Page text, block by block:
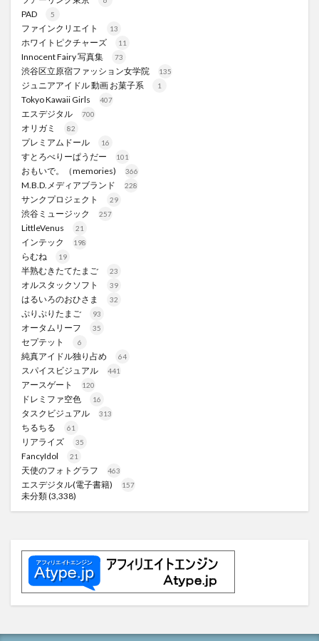
PAD 5
ファインクリエイト 13
ホワイトピクチャーズ 11
Innocent Fairy 写真集 73
渋谷区立原宿ファッション女学院 135
ジュニアアイドル 動画 お菓子系 1
Tokyo Kawaii Girls 407
エスデジタル 700
オリガミ 82
プレミアムドール 16
すとろべりーぱうだー 101
おもいで。（memories) 366
M.B.D.メディアブランド 228
サンクプロジェクト 29
渋谷ミュージック 257
LittleVenus 21
インテック 198
らむね 19
半熟むきたてたまご 23
オルスタックソフト 39
はるいろのおひさま 32
ぷりぷりたまご 93
オータムリーフ 35
セプテット 6
純真アイドル独り占め 64
スパイスビジュアル 441
アースゲート 120
ドレミファ空色 16
タスクビジュアル 313
ちるちる 61
リアライズ 35
FancyIdol 21
天使のフォトグラフ 463
エスデジタル(電子書籍) 157
未分類(3,338)